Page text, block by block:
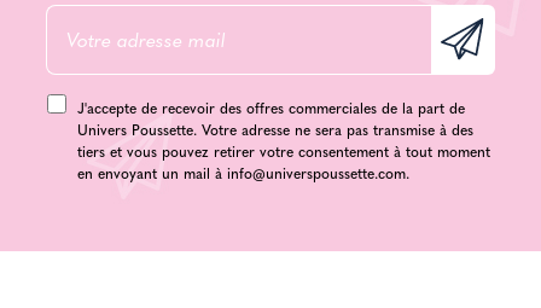
J'accepte de recevoir des offres commerciales de la part de
Univers Poussette. Votre adresse ne sera pas transmise à des
tiers et vous pouvez retirer votre consentement à tout moment
en envoyant un mail à info@universpoussette.com.